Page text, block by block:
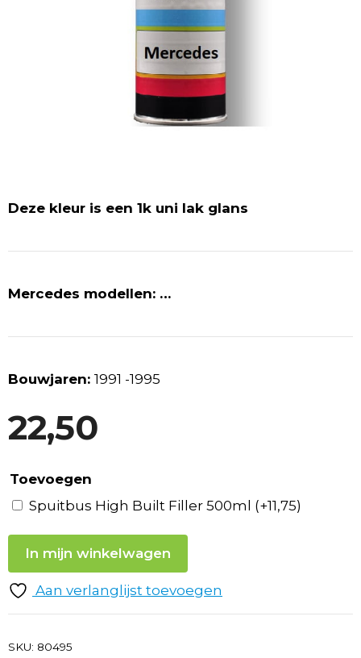
Deze kleur is een 1k uni lak glans
Mercedes modellen: …
Bouwjaren: 1991 -1995
22,50
Toevoegen
Spuitbus High Built Filler 500ml (+11,75)
In mijn winkelwagen
Aan verlanglijst toevoegen
SKU: 80495